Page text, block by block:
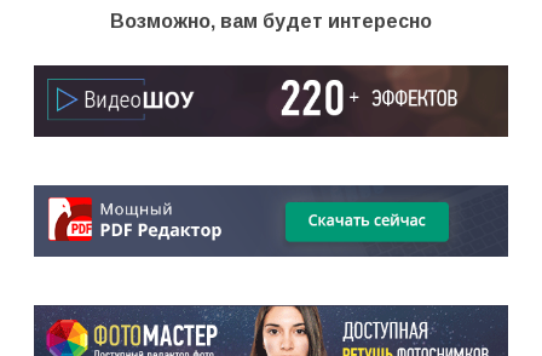
Возможно, вам будет интересно